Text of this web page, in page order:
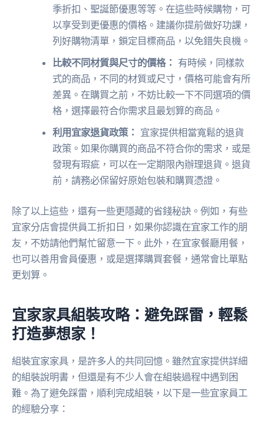
季折扣、聖誕節優惠等等。在這些時候購物，可
以享受到更優惠的價格。建議你提前做好功課，
列好購物清單，鎖定目標商品，以免錯失良機。
比較不同材質與尺寸的價格： 有時候，同樣款
式的商品，不同的材質或尺寸，價格可能會有所
差異。在購買之前，不妨比較一下不同選項的價
格，選擇最符合你需求且最划算的商品。
利用宜家退貨政策： 宜家提供相當寬鬆的退貨
政策。如果你購買的商品不符合你的需求，或是
發現有瑕疵，可以在一定期限內辦理退貨。退貨
前，請務必保留好原始包裝和購買憑證。
除了以上這些，還有一些更隱藏的省錢秘訣。例如，有些
宜家分店會提供員工折扣日，如果你認識在宜家工作的朋
友，不妨請他們幫忙留意一下。此外，在宜家餐廳用餐，
也可以善用會員優惠，或是選擇購買套餐，通常會比單點
更划算。
宜家家具組裝攻略：避免踩雷，輕鬆
打造夢想家！
組裝宜家家具，是許多人的共同回憶。雖然宜家提供詳細
的組裝說明書，但還是有不少人會在組裝過程中遇到困
難。為了避免踩雷，順利完成組裝，以下是一些宜家員工
的經驗分享：